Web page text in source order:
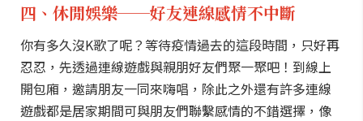
四、休閒娛樂──好友連線感情不中斷
你有多久沒K歌了呢？等待疫情過去的這段時間，只好再
忍忍，先透過連線遊戲與親朋好友們聚一聚吧！到線上
開包廂，邀請朋友一同來嗨唱，除此之外還有許多連線
遊戲都是居家期間可與朋友們聯繫感情的不錯選擇，像